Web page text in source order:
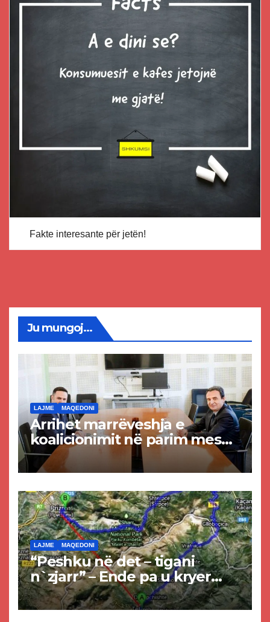
Fakte interesante për jetën!
Ju mungoj...
LAJME MAQEDONI
Arrihet marrëveshja e
koalicionimit në parim mes
Kurtit dhe Abdixhikut
LAJME MAQEDONI
“Peshku në det – tigani
n`zjarr” – Ende pa u kryer
projekti i tunelit, komuna e
Tetovës nis punimet për